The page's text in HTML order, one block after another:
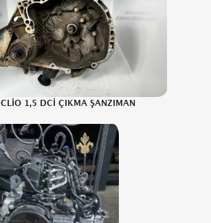
1,5 DCİ ÇIKMA ŞANZIMAN